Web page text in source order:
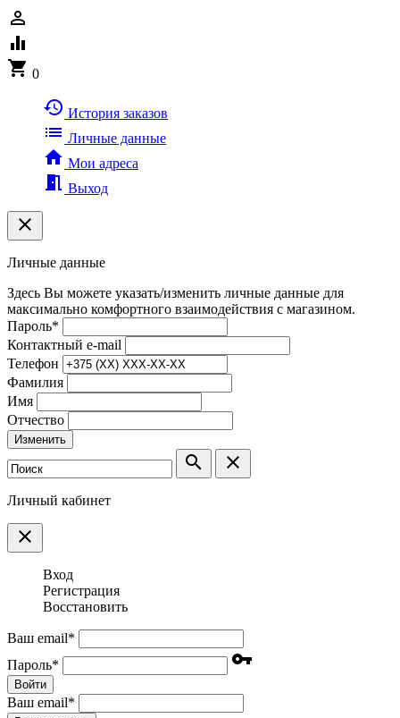
person_outline
equalizer
shopping_cart 0
history История заказов
list Личные данные
home Мои адреса
meeting_room Выход
clear
Личные данные
Здесь Вы можете указать/изменить личные данные для
максимально комфортного взаимодействия с магазином.
Пароль*
Контактный e-mail
Телефон
Фамилия
Имя
Отчество
Изменить
search clear
Личный кабинет
clear
Вход
Регистрация
Восстановить
Ваш email*
Пароль* vpn_key
Войти
Ваш email*